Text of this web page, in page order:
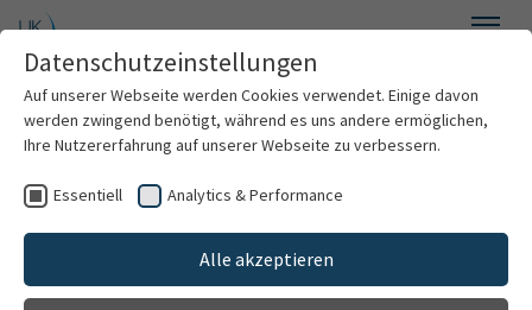
Skip to main content
Clinics & Institutes
Organization
Outpatient department for
atypical Parkinson`s
syndromes
Datenschutzeinstellungen
Auf unserer Webseite werden Cookies verwendet. Einige davon
werden zwingend benötigt, während es uns andere ermöglichen,
Ihre Nutzererfahrung auf unserer Webseite zu verbessern.
Essentiell Analytics & Performance
Alle akzeptieren